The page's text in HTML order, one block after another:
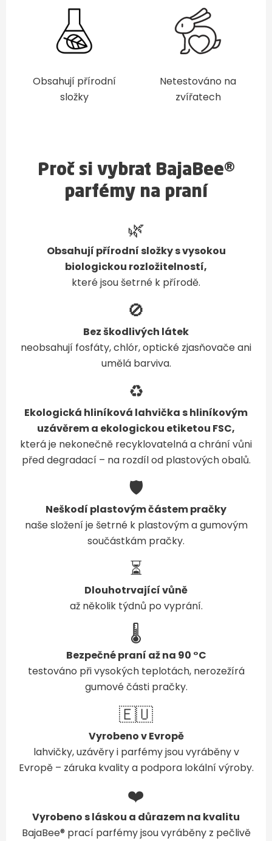
Obsahují přírodní
složky
Netestováno na
zvířatech
Proč si vybrat BajaBee®
parfémy na praní
🌿
Obsahují přírodní složky s vysokou
biologickou rozložitelností,
které jsou šetrné k přírodě.
🚫
Bez škodlivých látek
neobsahují fosfáty, chlór, optické zjasňovače ani
umělá barviva.
♻️
Ekologická hliníková lahvička s hliníkovým
uzávěrem a ekologickou etiketou FSC,
která je nekonečně recyklovatelná a chrání vůni
před degradací – na rozdíl od plastových obalů.
🛡️
Neškodí plastovým částem pračky
naše složení je šetrné k plastovým a gumovým
součástkám pračky.
⏳
Dlouhotrvající vůně
až několik týdnů po vyprání.
🌡️
Bezpečné praní až na 90 °C
testováno při vysokých teplotách, nerozežírá
gumové části pračky.
🇪🇺
Vyrobeno v Evropě
lahvičky, uzávěry i parfémy jsou vyráběny v
Evropě – záruka kvality a podpora lokální výroby.
❤️
Vyrobeno s láskou a důrazem na kvalitu
BajaBee® prací parfémy jsou vyráběny z pečlivě